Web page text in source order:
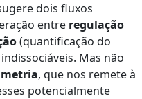
dois fluxos
entre regulação
(quantificação do
Mas não
, que nos remete à
potencialmente